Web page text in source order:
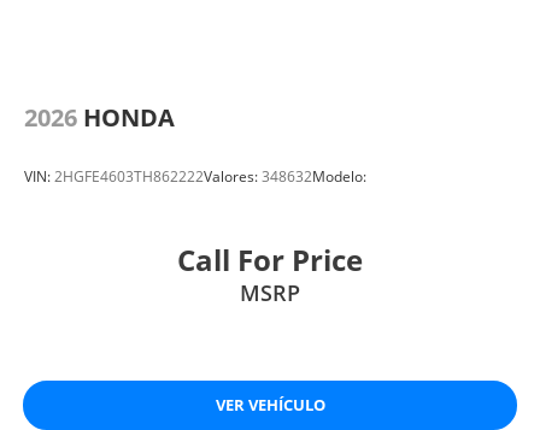
2026 HONDA
VIN:2HGFE4603TH862222Valores:348632Modelo:
Call For Price
MSRP
VER VEHÍCULO